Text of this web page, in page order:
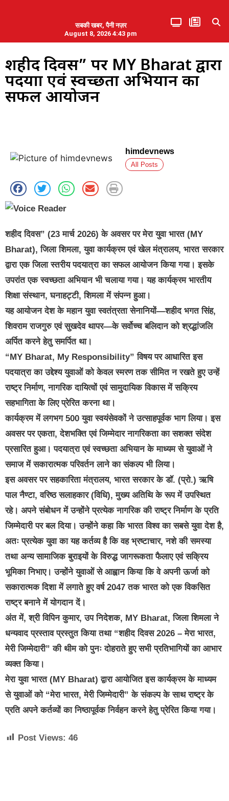
सबकी खबर, पैनी नज़र
August 8, 2026 4:43 pm
शहीद दिवस” पर MY Bharat द्वारा
पदयात्रा एवं स्वच्छता अभियान का
सफल आयोजन
himdevnews
All Posts
शहीद दिवस” (23 मार्च 2026) के अवसर पर मेरा युवा भारत (MY
Bharat), जिला शिमला, युवा कार्यक्रम एवं खेल मंत्रालय, भारत सरकार
द्वारा एक जिला स्तरीय पदयात्रा का सफल आयोजन किया गया। इसके
उपरांत एक स्वच्छता अभियान भी चलाया गया। यह कार्यक्रम भारतीय
शिक्षा संस्थान, घनाहट्टी, शिमला में संपन्न हुआ।
यह आयोजन देश के महान युवा स्वतंत्रता सेनानियों—शहीद भगत सिंह,
शिवराम राजगुरु एवं सुखदेव थापर—के सर्वोच्च बलिदान को श्रद्धांजलि
अर्पित करने हेतु समर्पित था।
“MY Bharat, My Responsibility” विषय पर आधारित इस
पदयात्रा का उद्देश्य युवाओं को केवल स्मरण तक सीमित न रखते हुए उन्हें
राष्ट्र निर्माण, नागरिक दायित्वों एवं सामुदायिक विकास में सक्रिय
सहभागिता के लिए प्रेरित करना था।
कार्यक्रम में लगभग 500 युवा स्वयंसेवकों ने उत्साहपूर्वक भाग लिया। इस
अवसर पर एकता, देशभक्ति एवं जिम्मेदार नागरिकता का सशक्त संदेश
प्रसारित हुआ। पदयात्रा एवं स्वच्छता अभियान के माध्यम से युवाओं ने
समाज में सकारात्मक परिवर्तन लाने का संकल्प भी लिया।
इस अवसर पर सहकारिता मंत्रालय, भारत सरकार के डॉ. (प्रो.) ऋषि
पाल नैण्टा, वरिष्ठ सलाहकार (विधि), मुख्य अतिथि के रूप में उपस्थित
रहे। अपने संबोधन में उन्होंने प्रत्येक नागरिक की राष्ट्र निर्माण के प्रति
जिम्मेदारी पर बल दिया। उन्होंने कहा कि भारत विश्व का सबसे युवा देश है,
अतः प्रत्येक युवा का यह कर्तव्य है कि वह भ्रष्टाचार, नशे की समस्या
तथा अन्य सामाजिक बुराइयों के विरुद्ध जागरूकता फैलाए एवं सक्रिय
भूमिका निभाए। उन्होंने युवाओं से आह्वान किया कि वे अपनी ऊर्जा को
सकारात्मक दिशा में लगाते हुए वर्ष 2047 तक भारत को एक विकसित
राष्ट्र बनाने में योगदान दें।
अंत में, श्री विपिन कुमार, उप निदेशक, MY Bharat, जिला शिमला ने
धन्यवाद प्रस्ताव प्रस्तुत किया तथा “शहीद दिवस 2026 – मेरा भारत,
मेरी जिम्मेदारी” की थीम को पुनः दोहराते हुए सभी प्रतिभागियों का आभार
व्यक्त किया।
मेरा युवा भारत (MY Bharat) द्वारा आयोजित इस कार्यक्रम के माध्यम
से युवाओं को “मेरा भारत, मेरी जिम्मेदारी” के संकल्प के साथ राष्ट्र के
प्रति अपने कर्तव्यों का निष्ठापूर्वक निर्वहन करने हेतु प्रेरित किया गया।
Post Views: 46